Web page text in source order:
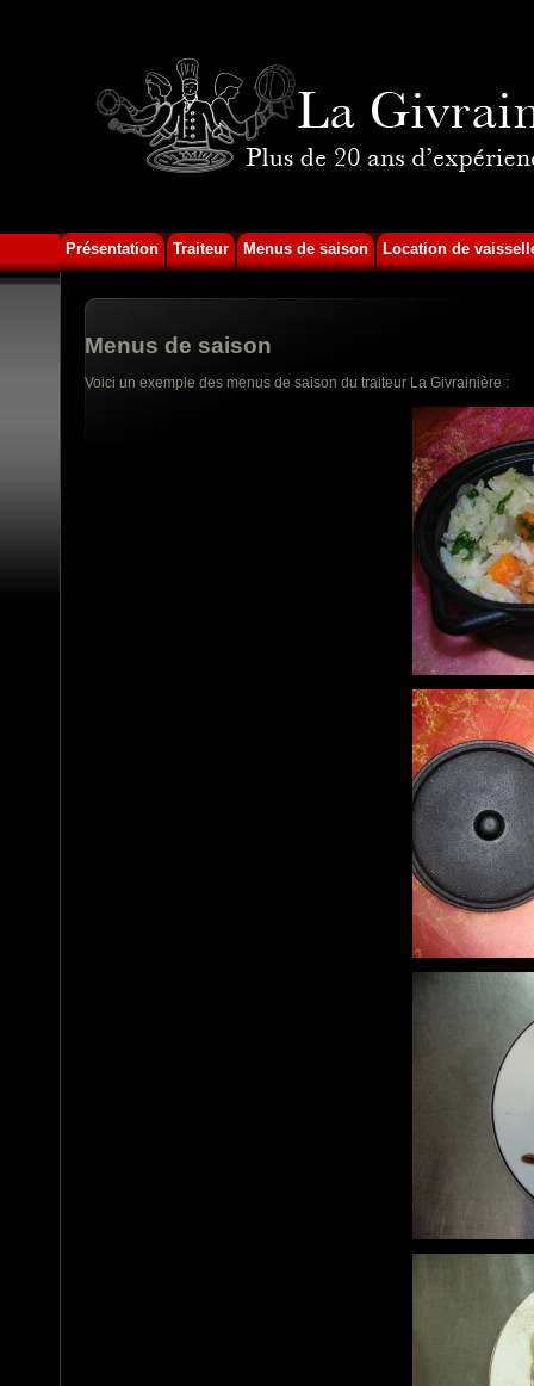
Présentation Traiteur Menus de saison Location de
Menus de saison
Voici un exemple des menus de saison du traiteur La Givrainière :